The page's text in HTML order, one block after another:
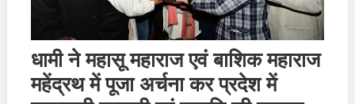
धामी ने महासू महाराज एवं बाशिक महाराज
महेंद्रथ में पूजा अर्चना कर प्रदेश में